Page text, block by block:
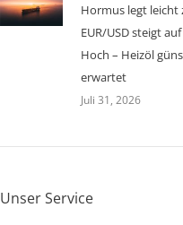
Hormus legt leicht
EUR/USD steigt
Hoch – Heizöl
erwartet
Juli 31, 2026
Unser Service